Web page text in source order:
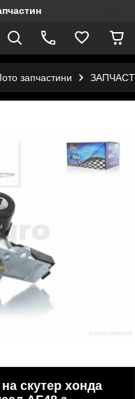
запчастини
скутер хонда